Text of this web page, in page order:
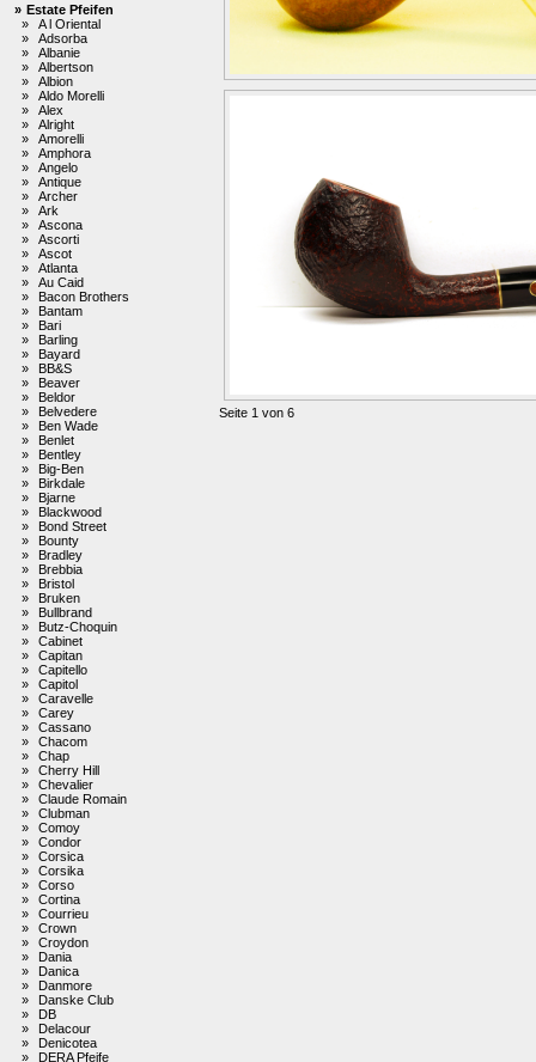
» Estate Pfeifen
»
A l Oriental
»
Adsorba
»
Albanie
»
Albertson
»
Albion
»
Aldo Morelli
»
Alex
»
Alright
»
Amorelli
»
Amphora
»
Angelo
»
Antique
»
Archer
»
Ark
»
Ascona
»
Ascorti
»
Ascot
»
Atlanta
»
Au Caid
»
Bacon Brothers
»
Bantam
»
Bari
»
Barling
»
Bayard
»
BB&S
»
Beaver
»
Beldor
»
Belvedere
»
Ben Wade
»
Benlet
»
Bentley
»
Big-Ben
»
Birkdale
»
Bjarne
»
Blackwood
»
Bond Street
»
Bounty
»
Bradley
»
Brebbia
»
Bristol
»
Bruken
»
Bullbrand
»
Butz-Choquin
»
Cabinet
»
Capitan
»
Capitello
»
Capitol
»
Caravelle
»
Carey
»
Cassano
»
Chacom
»
Chap
»
Cherry Hill
»
Chevalier
»
Claude Romain
»
Clubman
»
Comoy
»
Condor
»
Corsica
»
Corsika
»
Corso
»
Cortina
»
Courrieu
»
Crown
»
Croydon
»
Dania
»
Danica
»
Danmore
»
Danske Club
»
DB
»
Delacour
»
Denicotea
»
DERA Pfeife
Seite 1 von 6